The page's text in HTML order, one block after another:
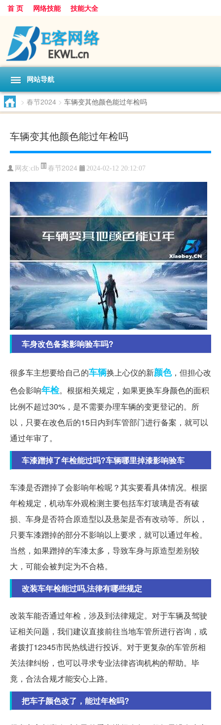
首 页 网络技能 技能大全
网站导航
> 春节2024 > 车辆变其他颜色能过年检吗
车辆变其他颜色能过年检吗
网友:clb 春节2024 2024-02-12 20:12:07
车身改色备案影响验车吗?
很多车主想要给自己的车辆换上心仪的新颜色，但担心改
色会影响年检。根据相关规定，如果更换车身颜色的面积
比例不超过30%，是不需要办理车辆的变更登记的。所
以，只要在改色后的15日内到车管部门进行备案，就可以
通过年审了。
车漆蹭掉了年检能过吗?车辆哪里掉漆影响验车
车漆是否蹭掉了会影响年检呢？其实要看具体情况。根据
年检规定，机动车外观检测主要包括车灯玻璃是否有破
损、车身是否符合原造型以及悬架是否有改动等。所以，
只要车漆蹭掉的部分不影响以上要求，就可以通过年检。
当然，如果蹭掉的车漆太多，导致车身与原造型差别较
大，可能会被判定为不合格。
改装车年检能过吗,法律有哪些规定
改装车能否通过年检，涉及到法律规定。对于车辆及驾驶
证相关问题，我们建议直接前往当地车管所进行咨询，或
者拨打12345市民热线进行投诉。对于更复杂的车管所相
关法律纠纷，也可以寻求专业法律咨询机构的帮助。毕
竟，合法合规才能安心上路。
把车子颜色改了，能过年检吗?